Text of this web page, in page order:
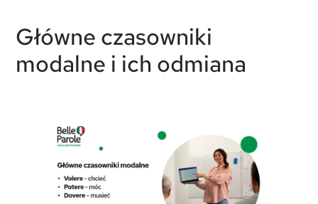
Główne czasowniki
modalne i ich odmiana